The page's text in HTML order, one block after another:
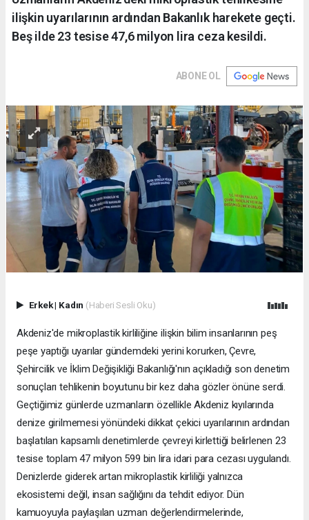
ilişkin uyarılarının ardından Bakanlık harekete geçti.
Beş ilde 23 tesise 47,6 milyon lira ceza kesildi.
ABONE OL
Erkek| Kadın (Haberi Sesli Oku)
Akdeniz'de mikroplastik kirliliğine ilişkin bilim insanlarının peş
peşe yaptığı uyarılar gündemdeki yerini korurken, Çevre,
Şehircilik ve İklim Değişikliği Bakanlığı'nın açıkladığı son denetim
sonuçları tehlikenin boyutunu bir kez daha gözler önüne serdi.
Geçtiğimiz günlerde uzmanların özellikle Akdeniz kıyılarında
denize girilmemesi yönündeki dikkat çekici uyarılarının ardından
başlatılan kapsamlı denetimlerde çevreyi kirlettiği belirlenen 23
tesise toplam 47 milyon 599 bin lira idari para cezası uygulandı.
Denizlerde giderek artan mikroplastik kirliliği yalnızca
ekosistemi değil, insan sağlığını da tehdit ediyor. Dün
kamuoyuyla paylaşılan uzman değerlendirmelerinde,